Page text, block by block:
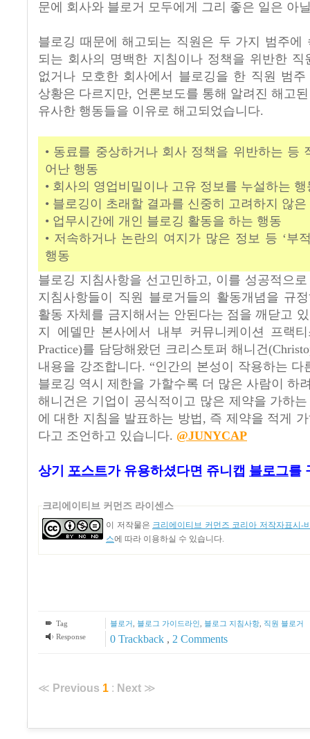
문에 회사와 블로거 모두에게 그리 좋은 일은 아
블로깅 때문에 해고되는 직원은 두 가지 범주에
되는 회사의 명백한 지침이나 정책을 위반한
없거나 모호한 회사에서 블로깅을 한 직원 범
상황은 다르지만, 언론보도를 통해 알려진 해고
유사한 행동들을 이유로 해고되었습니다.
• 동료를 중상하거나 회사 정책을 위반하는 등
어난 행동
• 회사의 영업비밀이나 고유 정보를 누설하는 행
• 블로깅이 초래할 결과를 신중히 고려하지 않은
• 업무시간에 개인 블로깅 활동을 하는 행동
• 저속하거나 논란의 여지가 많은 정보 등 ‘부
행동
블로깅 지침사항을 선고민하고, 이를 성공적으
지침사항들이 직원 블로거들의 활동개념을 규
활동 자체를 금지해서는 안된다는 점을 깨닫고
지 에델만 본사에서 내부 커뮤니케이션 프랙티
Practice)를 담당해왔던 크리스토퍼 해니건
내용을 강조합니다. “인간의 본성이 작용하는
블로깅 역시 제한을 가할수록 더 많은 사람이 하
해니건은 기업이 공식적이고 많은 제약을 가하
에 대한 지침을 발표하는 방법, 즉 제약을 적게
다고 조언하고 있습니다. @JUNYCAP
상기 포스트가유용하셨다면 쥬니캡 블로그를
크리에이티브 커먼즈 라이센스
이 저작물은 크리에이티브 커먼즈 코리아 저작자표시-
스에 따라 이용하실 수 있습니다.
Tag 블로거 블로그 가이드라인 블로그 지침사항, 직원 블로거
Response
0 Trackback , 2 Comments
≪ Previous 1 : Next ≫